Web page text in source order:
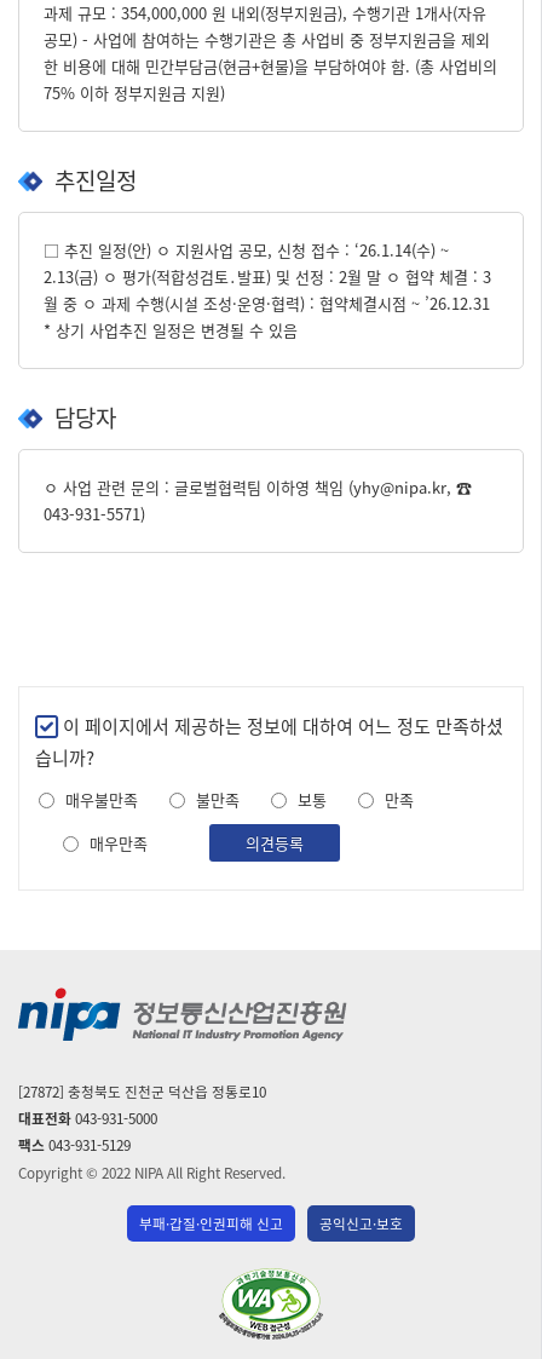
과제 규모 : 354,000,000 원 내외(정부지원금), 수행기관 1개사(자유
공모) - 사업에 참여하는 수행기관은 총 사업비 중 정부지원금을 제외
한 비용에 대해 민간부담금(현금+현물)을 부담하여야 함. (총 사업비의
75% 이하 정부지원금 지원)
추진일정
□ 추진 일정(안) ㅇ 지원사업 공모, 신청 접수 : ‘26.1.14(수) ~
2.13(금) ㅇ 평가(적합성검토․발표) 및 선정 : 2월 말 ㅇ 협약 체결 : 3
월 중 ㅇ 과제 수행(시설 조성·운영·협력) : 협약체결시점 ~ ’26.12.31
* 상기 사업추진 일정은 변경될 수 있음
담당자
ㅇ 사업 관련 문의 : 글로벌협력팀 이하영 책임 (yhy@nipa.kr, ☎
043-931-5571)
만
족
도
조
이 페이지에서 제공하는 정보에 대하여 어느 정도 만족하셨
습니까?
매우불만족 불만족 보통
만족
매우만족
의견등록
[27872] 충청북도 진천군 덕산읍 정통로10
대표전화043-931-5000
팩스043-931-5129
Copyright © 2022 NIPA All Right Reserved.
부패·갑질·인권피해 신고 공익신고·보호
(사)
한
국